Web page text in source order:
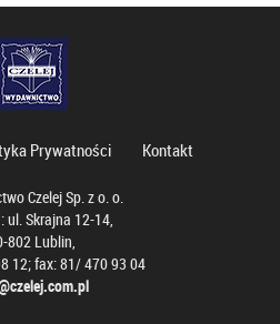
Prywatności Kontakt
Czelej Sp. z o. o.
ul. Skrajna 12-14,
802 Lublin,
12; fax: 81/ 470 93 04